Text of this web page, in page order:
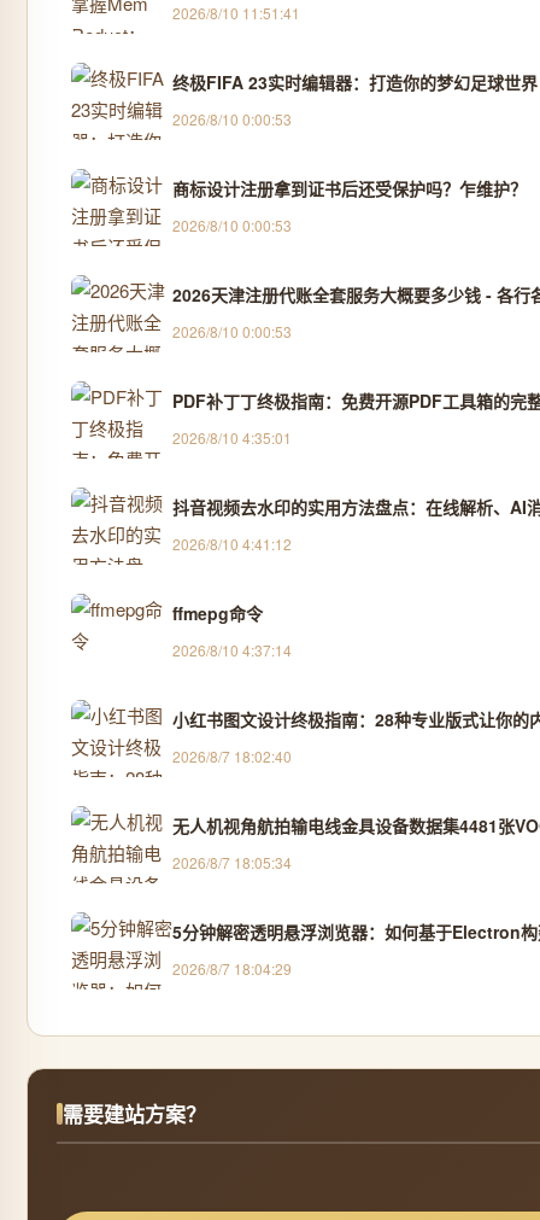
2026/8/10 11:51:41
终极FIFA 23实时编辑器：打造你的梦幻足球世界
2026/8/10 0:00:53
商标设计注册拿到证书后还受保护吗？乍维护？
2026/8/10 0:00:53
2026天津注册代账全套服务大概要多少钱 - 各行
2026/8/10 0:00:53
PDF补丁丁终极指南：免费开源PDF工具箱的完
2026/8/10 4:35:01
抖音视频去水印的实用方法盘点：在线解析、AI
2026/8/10 4:41:12
ffmepg命令
2026/8/10 4:37:14
小红书图文设计终极指南：28种专业版式让你的
2026/8/7 18:02:40
无人机视角航拍输电线金具设备数据集4481张
2026/8/7 18:05:34
5分钟解密透明悬浮浏览器：如何基于Electron
2026/8/7 18:04:29
需要建站方案？